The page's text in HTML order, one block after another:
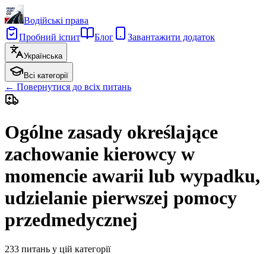
Водійські права
Пробний іспит
Блог Завантажити додаток
Українська
Всі категорії
← Повернутися до всіх питань
Ogólne zasady określające
zachowanie kierowcy w
momencie awarii lub wypadku,
udzielanie pierwszej pomocy
przedmedycznej
233 питань у цій категорії